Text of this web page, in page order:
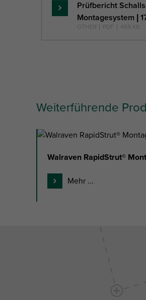
Mehr
Prüfbericht
Montagesystem |
OTHER PDF 469 KB
Weiterführende
slide
Walraven RapidStrut®
Mehr ...